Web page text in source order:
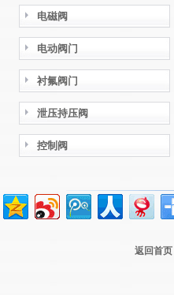
电磁阀
电动阀门
衬氟阀门
泄压持压阀
控制阀
返回首页